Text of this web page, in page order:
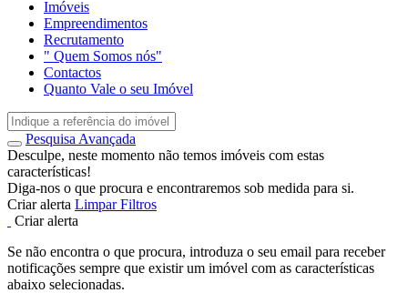
Imóveis
Empreendimentos
Recrutamento
" Quem Somos nós"
Contactos
Quanto Vale o seu Imóvel
Pesquisa Avançada
Desculpe, neste momento não temos imóveis com estas
características!
Diga-nos o que procura e encontraremos sob medida para si.
Criar alerta Limpar Filtros
Criar alerta
Se não encontra o que procura, introduza o seu email para receber
notificações sempre que existir um imóvel com as características
abaixo selecionadas.